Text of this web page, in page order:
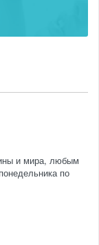
и мира, любым
по